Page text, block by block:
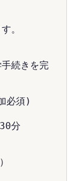
。
続きを完
必須)
分